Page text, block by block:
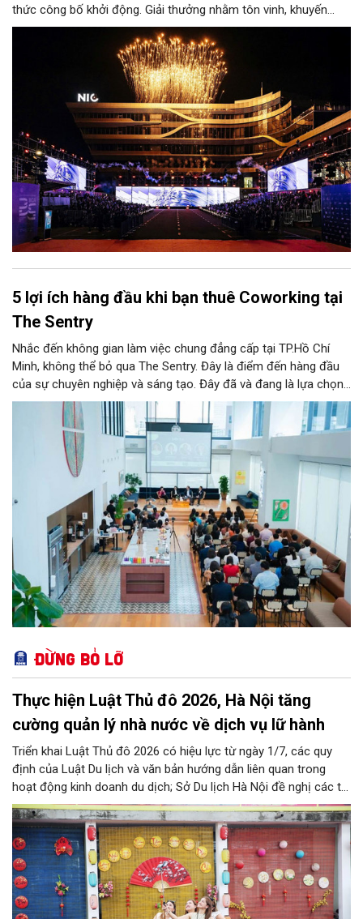
thức công bố khởi động. Giải thưởng nhằm tôn vinh, khuyến
khích, cổ vũ những giá trị đổi mới, sáng tạo, áp dụng trong đời
sống thực, phục vụ người tiêu dùng.
5 lợi ích hàng đầu khi bạn thuê Coworking tại
The Sentry
Nhắc đến không gian làm việc chung đẳng cấp tại TP.Hồ Chí
Minh, không thể bỏ qua The Sentry. Đây là điểm đến hàng đầu
của sự chuyên nghiệp và sáng tạo. Đây đã và đang là lựa chọn
ưu tiên của đông đảo doanh nghiệp cũng như cá nhân khi tìm
kiếm một văn phòng làm việc chuẩn mực giữa lòng thành phố
sôi động bậc nhất cả nước này.
Đừng bỏ lỡ
Thực hiện Luật Thủ đô 2026, Hà Nội tăng
cường quản lý nhà nước về dịch vụ lữ hành
Triển khai Luật Thủ đô 2026 có hiệu lực từ ngày 1/7, các quy
định của Luật Du lịch và văn bản hướng dẫn liên quan trong
hoạt động kinh doanh du dịch; Sở Du lịch Hà Nội đề nghị các tổ
chức, đơn vị, doanh nghiệp kinh doanh dịch vụ lữ hành trên địa
bàn thành phố thực hiện một số nội dung quan trọng. Qua đó
góp phần thực hiện thắng lợi các mục tiêu phát triển du lịch Hà
Nội năm 2026 và giai đoạn tiếp theo.